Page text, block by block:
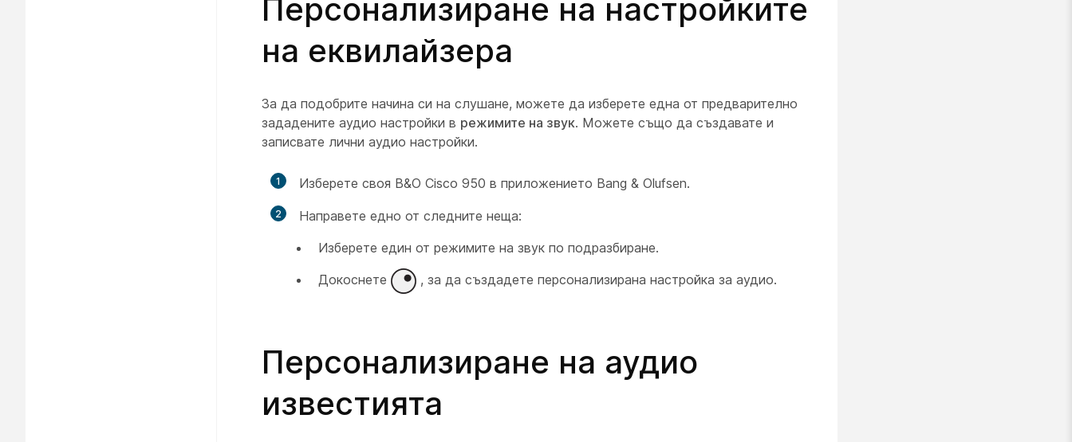
Персонализиране на настройките
на еквилайзера
За да подобрите начина си на слушане, можете да изберете една от предварително
зададените аудио настройки в режимите на звук. Можете също да създавате и
записвате лични аудио настройки.
1 Изберете своя B&O Cisco 950 в приложението Bang & Olufsen.
2
Направете едно от следните неща:
Изберете един от режимите на звук по подразбиране.
Докоснете , за да създадете персонализирана настройка за аудио.
Персонализиране на аудио
известията